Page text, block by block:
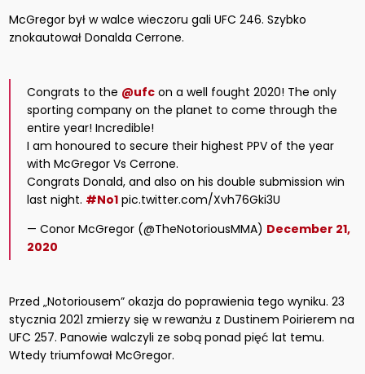
McGregor był w walce wieczoru gali UFC 246. Szybko
znokautował Donalda Cerrone.
Congrats to the @ufc on a well fought 2020! The only
sporting company on the planet to come through the
entire year! Incredible!
I am honoured to secure their highest PPV of the year
with McGregor Vs Cerrone.
Congrats Donald, and also on his double submission win
last night. #No1 pic.twitter.com/Xvh76Gki3U
— Conor McGregor (@TheNotoriousMMA) December 21,
2020
Przed „Notoriousem” okazja do poprawienia tego wyniku. 23
stycznia 2021 zmierzy się w rewanżu z Dustinem Poirierem na
UFC 257. Panowie walczyli ze sobą ponad pięć lat temu.
Wtedy triumfował McGregor.